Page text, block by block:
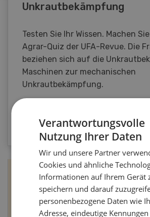
Unkrautbekämpfung
Testen Sie Ihr Wissen. Machen
Agrar-Quiz der UFA-Revue. Die
beziehen sich auf die
Maschinen zur mechanischen
Unkrautbekämpfung.
ZUM QUIZ
Verantwortungsvolle
Nutzung Ihrer Daten
Wir und unsere Partner
Cookies und ähnliche
Informationen auf Ihrem Gerät
speichern und darauf
personenbezogene Daten wie
Adresse, eindeutige